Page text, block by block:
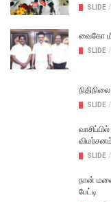
SLIDE /
வைகோ
SLIDE /
SLIDE /
SLIDE /
நான்
பேட்டி